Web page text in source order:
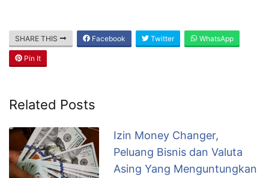
SHARE THIS Facebook Twitter WhatsApp
Pin It
Related Posts
Izin Money Changer,
Peluang Bisnis dan Valuta
Asing Yang Menguntungkan